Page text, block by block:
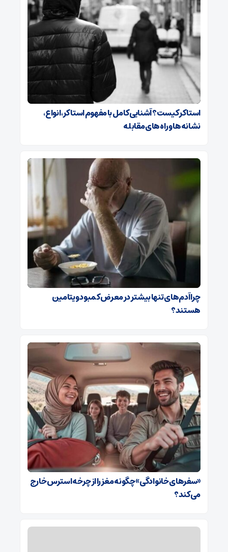
استاکر کیست؟ آشنایی کامل با مفهوم استاکر، انواع،
نشانه‌ها و راه‌های مقابله
چرا آدم‌های تنها بیشتر در معرض کمبود ویتامین
هستند؟
«سفرهای خانوادگی» چگونه مغز را از چرخه استرس خارج
می‌کند؟